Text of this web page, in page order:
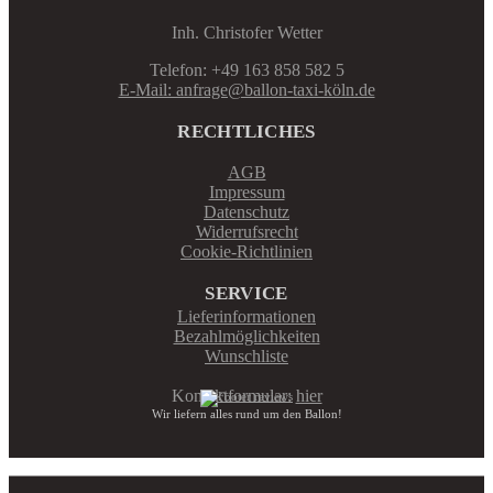
Inh. Christofer Wetter
Telefon: +49 163 858 582 5
E-Mail: anfrage@ballon-taxi-köln.de
RECHTLICHES
AGB
Impressum
Datenschutz
Widerrufsrecht
Cookie-Richtlinien
SERVICE
Lieferinformationen
Bezahlmöglichkeiten
Wunschliste
Kontaktformular:hier
Wir liefern alles rund um den Ballon!